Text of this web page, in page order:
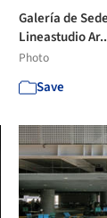
Galería de
Lineastudio
Photo
Save